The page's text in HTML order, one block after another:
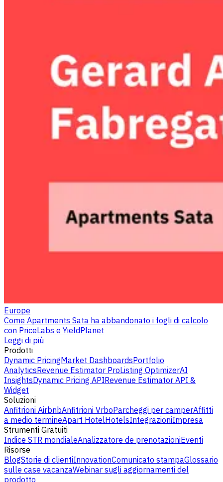
Europe
Come Apartments Sata ha abbandonato i fogli di calcolo
con PriceLabs e YieldPlanet
Leggi di più
Prodotti
Dynamic PricingMarket DashboardsPortfolio
AnalyticsRevenue Estimator ProListing OptimizerAI
InsightsDynamic Pricing APIRevenue Estimator API &
Widget
Soluzioni
Anfitrioni AirbnbAnfitrioni VrboParcheggi per camperAffitti
a medio termineApart HotelHotelsIntegrazioniImpresa
Strumenti Gratuiti
Indice STR mondialeAnalizzatore de prenotazioniEventi
Risorse
BlogStorie di clientiInnovationComunicato stampaGlossario
sulle case vacanzaWebinar sugli aggiornamenti del
prodotto